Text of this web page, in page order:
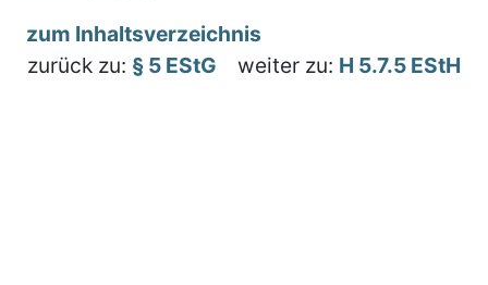
zum Inhaltsverzeichnis
zurück zu: § 5 EStG weiter zu: H 5.7.5 EStH